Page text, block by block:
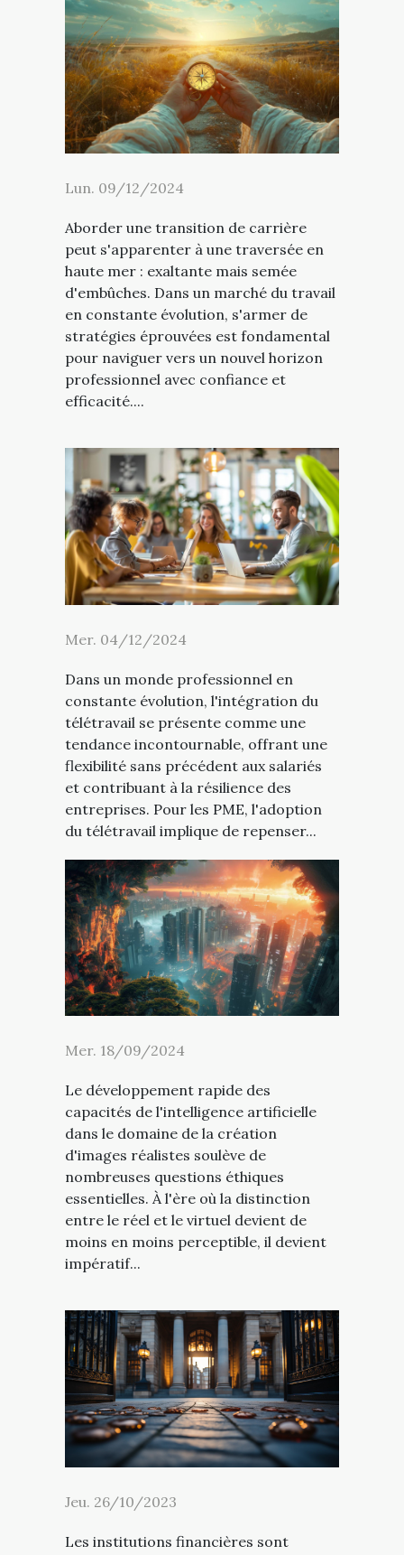
Lun. 09/12/2024
Aborder une transition de carrière
peut s'apparenter à une traversée en
haute mer : exaltante mais semée
d'embûches. Dans un marché du travail
en constante évolution, s'armer de
stratégies éprouvées est fondamental
pour naviguer vers un nouvel horizon
professionnel avec confiance et
efficacité....
Mer. 04/12/2024
Dans un monde professionnel en
constante évolution, l'intégration du
télétravail se présente comme une
tendance incontournable, offrant une
flexibilité sans précédent aux salariés
et contribuant à la résilience des
entreprises. Pour les PME, l'adoption
du télétravail implique de repenser...
Mer. 18/09/2024
Le développement rapide des
capacités de l'intelligence artificielle
dans le domaine de la création
d'images réalistes soulève de
nombreuses questions éthiques
essentielles. À l'ère où la distinction
entre le réel et le virtuel devient de
moins en moins perceptible, il devient
impératif...
Jeu. 26/10/2023
Les institutions financières sont